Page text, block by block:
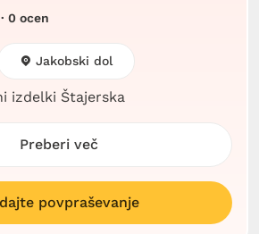
· 0 ocen
izdelki Štajerska
Jakobski dol
Preberi več
povpraševanje